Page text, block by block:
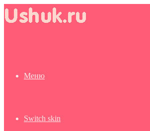
Меню
Switch skin